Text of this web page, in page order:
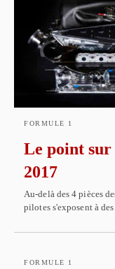
FORMULE 1
Le point sur
2017
Au-delà des 4 pièces
pilotes s'exposent à
FORMULE 1